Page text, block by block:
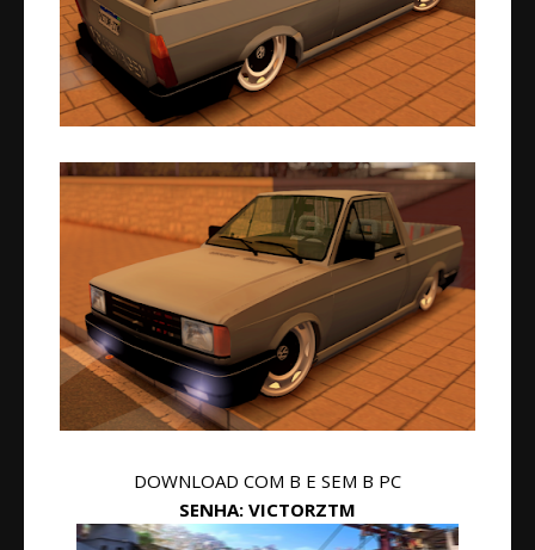
DOWNLOAD COM B E SEM B PC
SENHA: VICTORZTM